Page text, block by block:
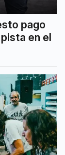
pago
en el